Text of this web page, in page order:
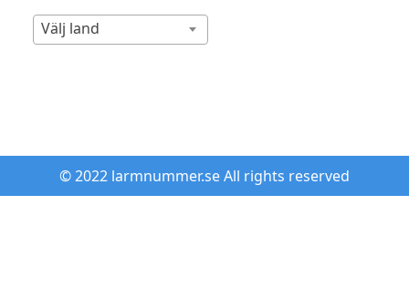
Välj land
© 2022 larmnummer.se All rights reserved